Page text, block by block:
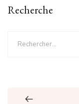
Recherche